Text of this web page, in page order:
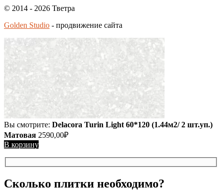
© 2014 - 2026 Тветра
Golden Studio - продвижение сайта
Вы смотрите: Delacora Turin Light 60*120 (1.44м2/ 2 шт.уп.)
Матовая 2590,00₽
В корзину
Сколько плитки необходимо?